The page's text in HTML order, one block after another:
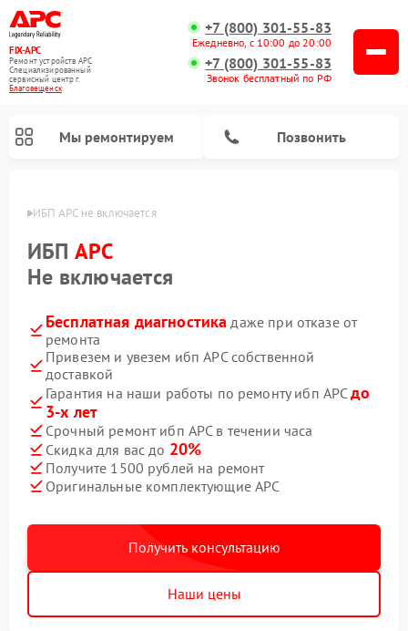
FIX-APC
Ремонт устройств APC
Специализированный
cервисный центр г.
Благовещенск
+7 (800) 301-55-83
Ежедневно, с 10:00 до 20:00
+7 (800) 301-55-83
Звонок бесплатный по РФ
Мы ремонтируем Позвонить
ИБП APC не включается
ИБП APC
Не включается
Бесплатная диагностика даже при отказе от
ремонта
Привезем и увезем ибп APC собственной
доставкой
Гарантия на наши работы по ремонту ибп APCдо
3-х лет
Срочный ремонт ибп APC в течении часа
Скидка для вас до 20%
Получите 1500 рублей на ремонт
Оригинальные комплектующие APC
Получить консультацию
Наши цены